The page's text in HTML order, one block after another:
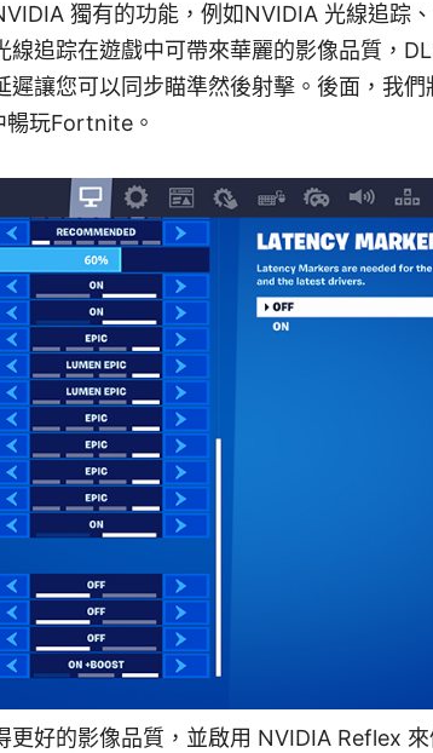
獨有的功能，例如NVIDIA 光線追踪
線追踪在遊戲中可帶來華麗的影像品質，
遲讓您可以同步瞄準然後射擊。後面，我
玩Fortnite。
更好的影像品質，並啟用 NVIDIA Reflex 來